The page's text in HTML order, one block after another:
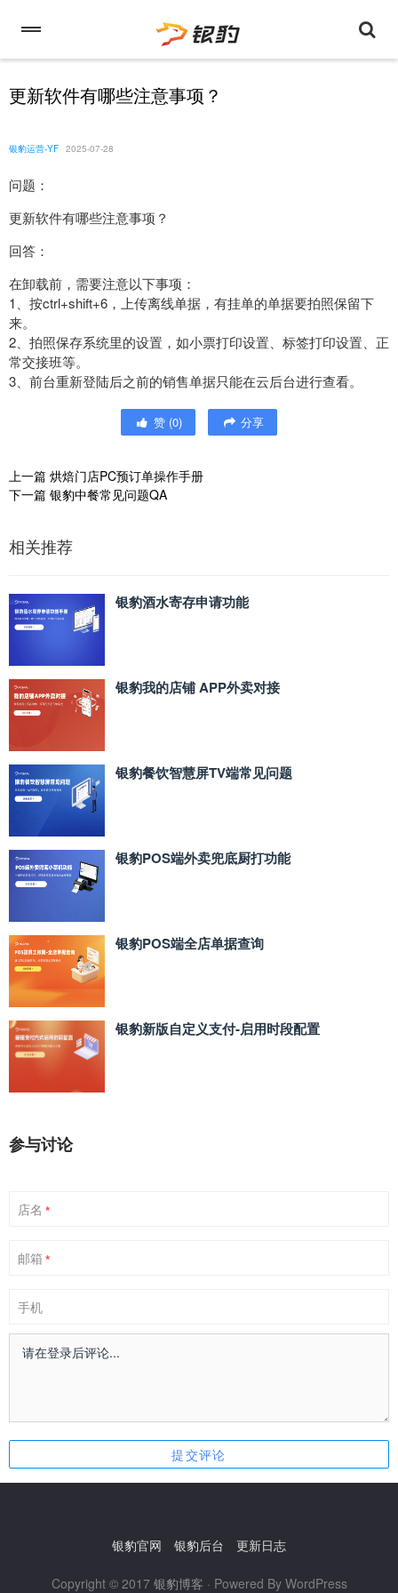
更新软件有哪些注意事项？
银豹运营-YF 2025-07-28
问题：
更新软件有哪些注意事项？
回答：
在卸载前，需要注意以下事项：
1、按ctrl+shift+6，上传离线单据，有挂单的单据要拍照保留下
来。
2、拍照保存系统里的设置，如小票打印设置、标签打印设置、正
常交接班等。
3、前台重新登陆后之前的销售单据只能在云后台进行查看。
赞 (0) 分享
上一篇 烘焙门店PC预订单操作手册
下一篇 银豹中餐常见问题QA
相关推荐
银豹酒水寄存申请功能
银豹我的店铺 APP外卖对接
银豹餐饮智慧屏TV端常见问题
银豹POS端外卖兜底厨打功能
银豹POS端全店单据查询
银豹新版自定义支付‑启用时段配置
参与讨论
店名 *
邮箱 *
手机
银豹官网 银豹后台 更新日志
Copyright © 2017 银豹博客 · Powered By WordPress